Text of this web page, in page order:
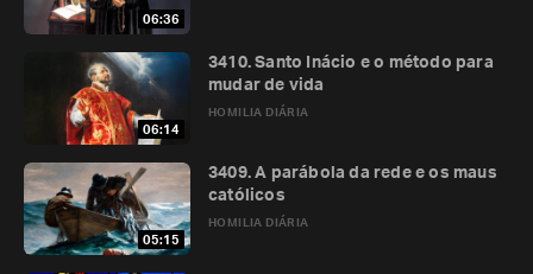
06:36
06:14
HOMILIA DIÁRIA
3410. Santo Inácio e o método para
mudar de vida
05:15
HOMILIA DIÁRIA
3409. A parábola da rede e os maus
católicos